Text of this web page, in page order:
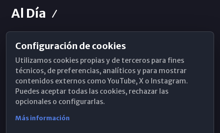
Al Día
Horarios de Misa
Hemeroteca
WhatsApp
Configuración de cookies
Utilizamos cookies propias y de terceros para fines
técnicos, de preferencias, analíticos y para mostrar
contenidos externos como YouTube, X o Instagram.
Puedes aceptar todas las cookies, rechazar las
opcionales o configurarlas.
Más información